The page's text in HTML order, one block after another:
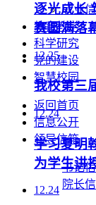
就业
教育教学
科学研究
党的建设
智慧校园
返回首页
信息公开
领导信箱
书记
院长
逐光成长
赛圆满落
12.25
我校第三
12.24
学习夏明
为学生讲
12.24